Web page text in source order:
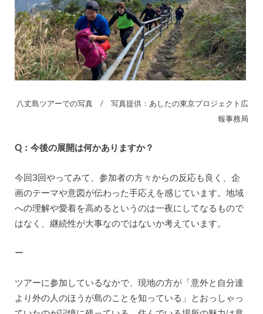
八丈島ツアーでの写真 / 写真提供：あしたの東京プロジェクト広
報事務局
Q：今後の展開は何かありますか？
今回3回やってみて、参加者の方々からの反応も良く、企
画のテーマや意図が伝わった手応えを感じています。地域
への理解や愛着を高めるというのは一夜にしてなるもので
はなく、継続性が大事なのではないか考えています。
ー
ツアーに参加しているなかで、現地の方が「意外と自分達
より外の人のほうが島のことを知っている」とおっしゃっ